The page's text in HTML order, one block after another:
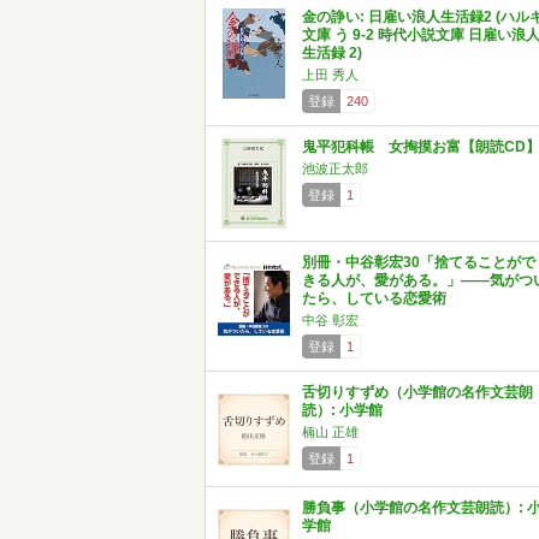
金の諍い: 日雇い浪人生活録2 (ハル
文庫 う 9-2 時代小説文庫 日雇い浪人
生活録 2)
上田 秀人
登録
240
鬼平犯科帳 女掏摸お富【朗読CD】
池波正太郎
登録
1
別冊・中谷彰宏30「捨てることがで
きる人が、愛がある。」――気がつ
たら、している恋愛術
中谷 彰宏
登録
1
舌切りすずめ（小学館の名作文芸朗
読）: 小学館
楠山 正雄
登録
1
勝負事（小学館の名作文芸朗読）:
学館